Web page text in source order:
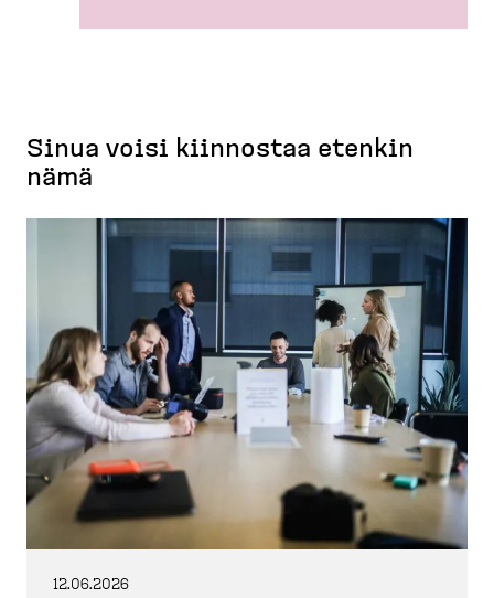
Sinua voisi kiinnostaa etenkin
nämä
12.06.2026